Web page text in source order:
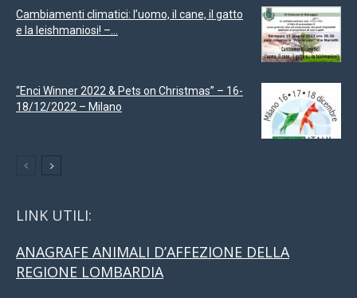
Cambiamenti climatici: l’uomo, il cane, il gatto
e la leishmaniosi! –...
“Enci Winner 2022 & Pets on Christmas” – 16-
18/12/2022 – Milano
LINK UTILI:
ANAGRAFE ANIMALI D’AFFEZIONE DELLA
REGIONE LOMBARDIA